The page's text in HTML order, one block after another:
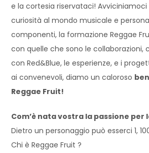
e la cortesia riservataci!
curiosità al mondo musicale e
componenti, la formazione Reggae
con quelle che sono le collaborazioni,
con Red&Blue, le esperienze, e i
ai convenevoli, diamo un caloroso
Reggae Fruit!
Com’è nata vostra la passione per
Dietro un personaggio può esserci 1,
Chi è Reggae Fruit ?